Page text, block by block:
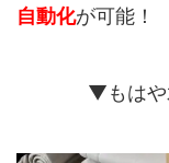
自動化が可能！
▼もはや